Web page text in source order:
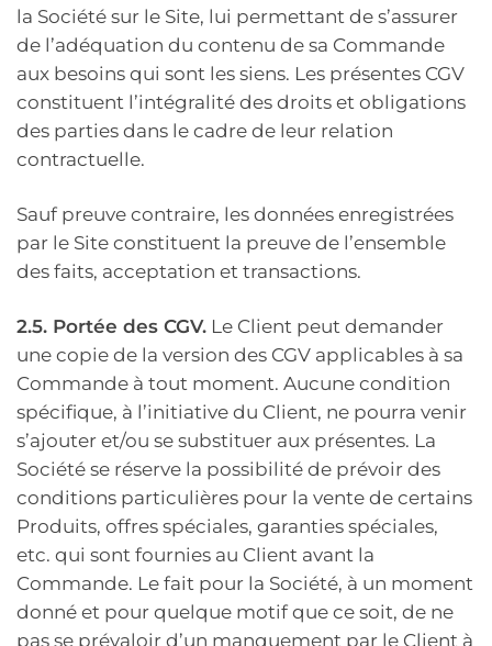
la Société sur le Site, lui permettant de s’assurer
de l’adéquation du contenu de sa Commande
aux besoins qui sont les siens. Les présentes CGV
constituent l’intégralité des droits et obligations
des parties dans le cadre de leur relation
contractuelle.
Sauf preuve contraire, les données enregistrées
par le Site constituent la preuve de l’ensemble
des faits, acceptation et transactions.
2.5. Portée des CGV. Le Client peut demander
une copie de la version des CGV applicables à sa
Commande à tout moment. Aucune condition
spécifique, à l’initiative du Client, ne pourra venir
s’ajouter et/ou se substituer aux présentes. La
Société se réserve la possibilité de prévoir des
conditions particulières pour la vente de certains
Produits, offres spéciales, garanties spéciales,
etc. qui sont fournies au Client avant la
Commande. Le fait pour la Société, à un moment
donné et pour quelque motif que ce soit, de ne
pas se prévaloir d’un manquement par le Client à